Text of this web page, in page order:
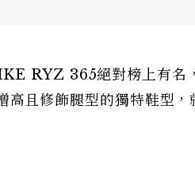
RYZ 365絕對榜上有名
高且修飾腿型的獨特鞋型